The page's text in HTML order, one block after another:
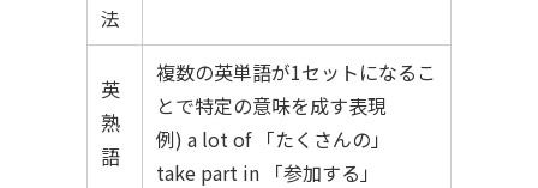
法
英
熟
語
複数の英単語が1セットになるこ
とで特定の意味を成す表現
例) a lot of 「たくさんの」
take part in 「参加する」